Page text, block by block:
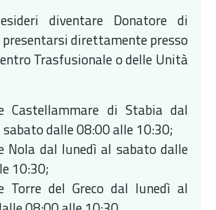
diventare Donatore di
presentarsi direttamente presso
Trasfusionale o delle Unità
Castellammare di Stabia dal
dalle 08:00 alle 10:30;
Nola dal lunedì al sabato dalle
10:30;
Torre del Greco dal lunedì al